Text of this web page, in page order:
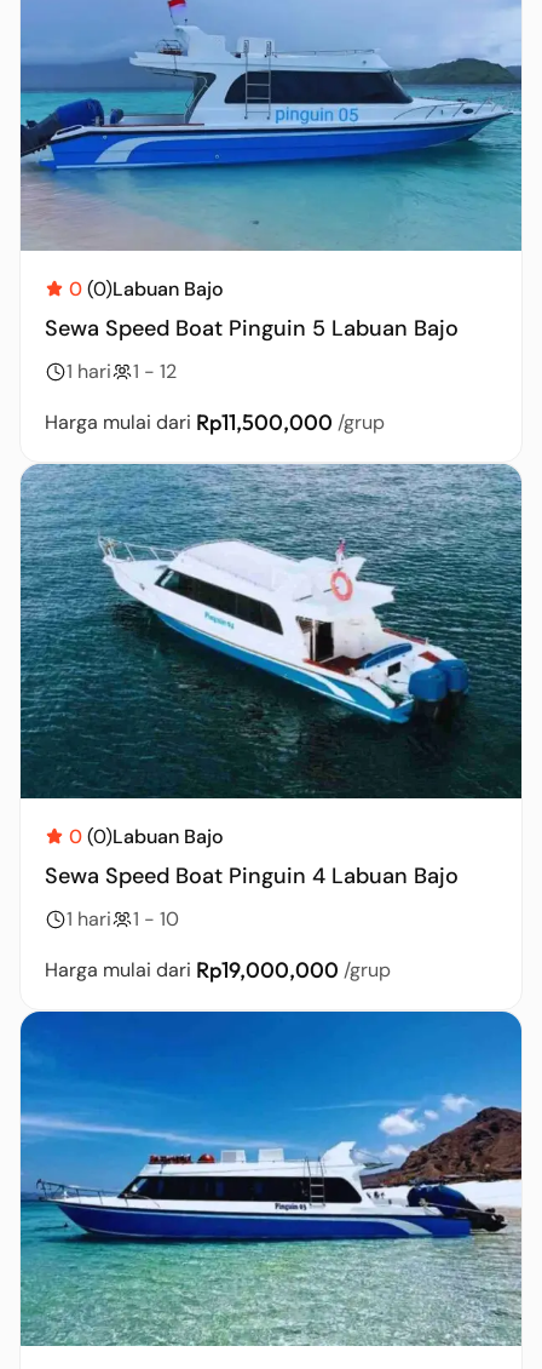
0(0)Labuan Bajo
Sewa Speed Boat Pinguin 5 Labuan Bajo
1 hari
1 - 12
Harga mulai dari Rp11,500,000 /grup
0(0)Labuan Bajo
Sewa Speed Boat Pinguin 4 Labuan Bajo
1 hari
1 - 10
Harga mulai dari Rp19,000,000 /grup